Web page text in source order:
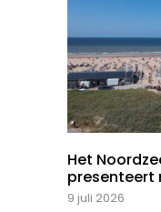
Het
presenteert
9 juli 2026